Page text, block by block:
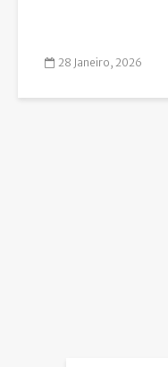
28 Janeiro, 2026